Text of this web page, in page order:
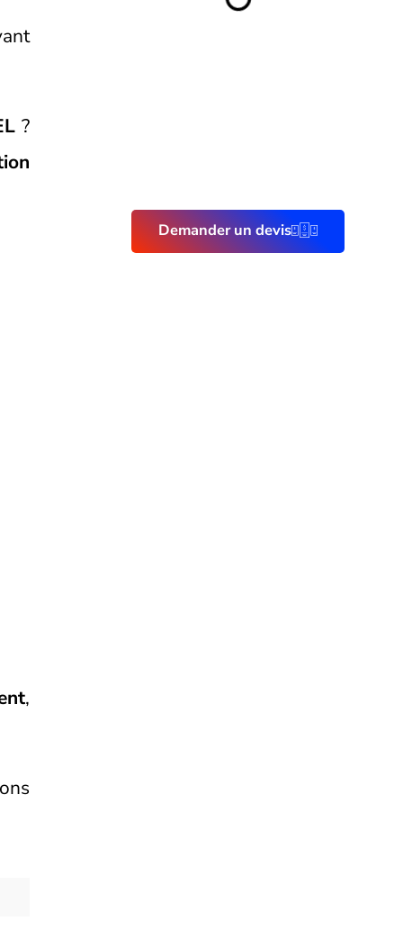
?
,
Demander un devis